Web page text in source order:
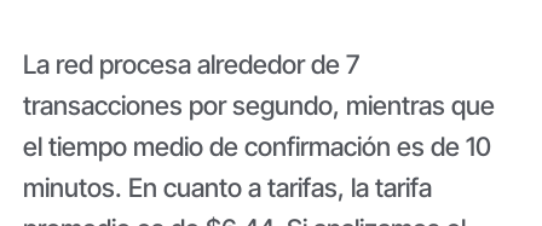
La red procesa alrededor de 7
transacciones por segundo, mientras que
el tiempo medio de confirmación es de 10
minutos. En cuanto a tarifas, la tarifa